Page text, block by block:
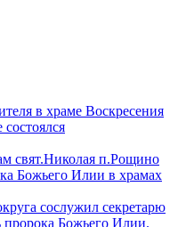
в храме Воскресения
свят.Николая п.Рощино
Божьего Илии в храмах
сослужил секретарю
пророка Божьего Илии.